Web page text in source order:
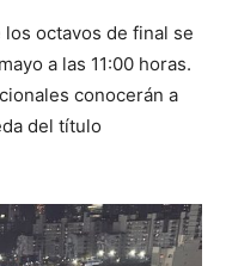
octavos de final se
a las 11:00 horas.
conocerán a
del título